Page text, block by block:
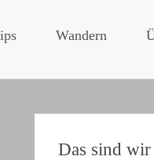
Wandern
Das sind wir